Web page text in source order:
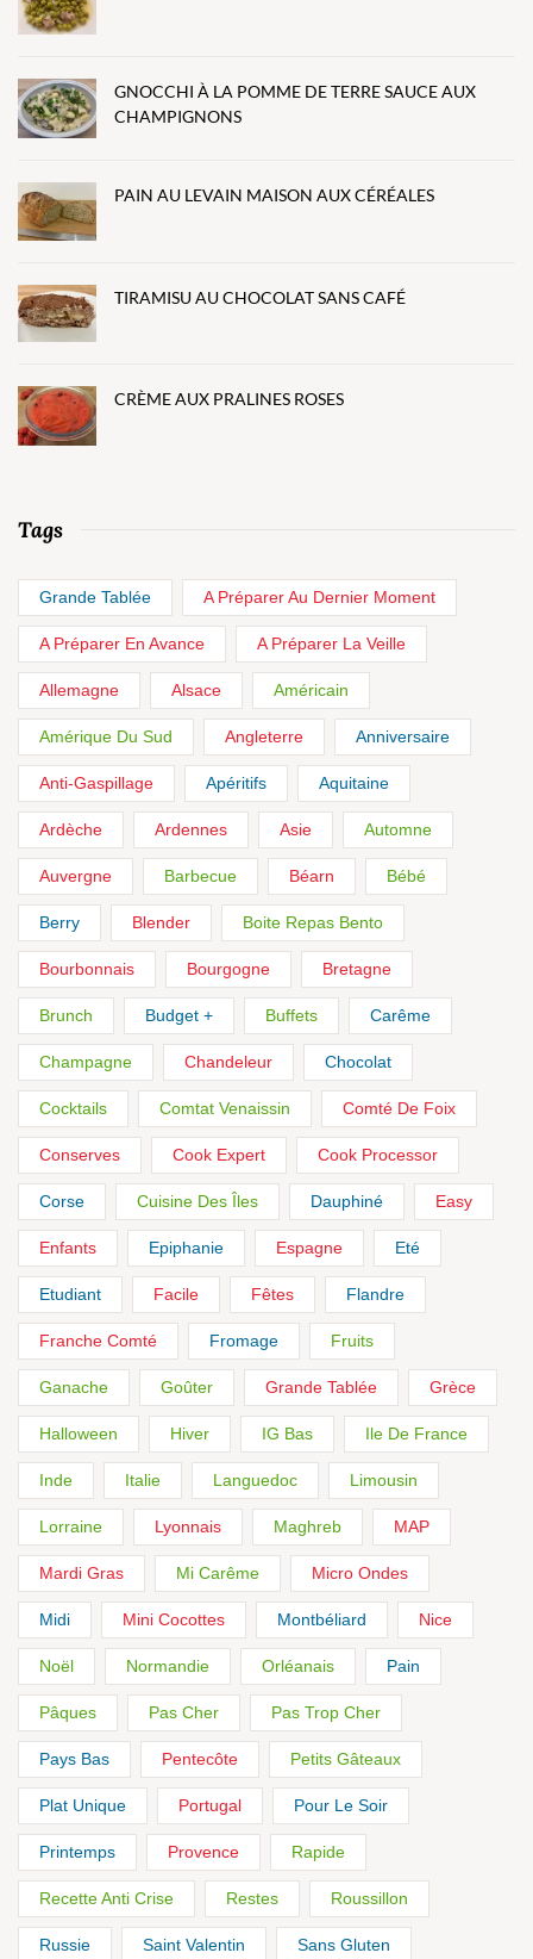
GNOCCHI À LA POMME DE TERRE SAUCE AUX
CHAMPIGNONS
PAIN AU LEVAIN MAISON AUX CÉRÉALES
TIRAMISU AU CHOCOLAT SANS CAFÉ
CRÈME AUX PRALINES ROSES
Tags
Grande Tablée A Préparer Au Dernier Moment
A Préparer En Avance A Préparer La Veille
Allemagne Alsace Américain
Amérique Du Sud Angleterre Anniversaire
Anti-Gaspillage Apéritifs Aquitaine
Ardèche Ardennes Asie Automne
Auvergne Barbecue Béarn Bébé
Berry Blender Boite Repas Bento
Bourbonnais Bourgogne Bretagne
Brunch Budget + Buffets Carême
Champagne Chandeleur Chocolat
Cocktails Comtat Venaissin Comté De Foix
Conserves Cook Expert Cook Processor
Corse Cuisine Des Îles Dauphiné Easy
Enfants Epiphanie Espagne Eté
Etudiant Facile Fêtes Flandre
Franche Comté Fromage Fruits
Ganache Goûter Grande Tablée Grèce
Halloween Hiver IG Bas Ile De France
Inde Italie Languedoc Limousin
Lorraine Lyonnais Maghreb MAP
Mardi Gras Mi Carême Micro Ondes
Midi Mini Cocottes Montbéliard Nice
Noël Normandie Orléanais Pain
Pâques Pas Cher Pas Trop Cher
Pays Bas Pentecôte Petits Gâteaux
Plat Unique Portugal Pour Le Soir
Printemps Provence Rapide
Recette Anti Crise Restes Roussillon
Russie Saint Valentin Sans Gluten